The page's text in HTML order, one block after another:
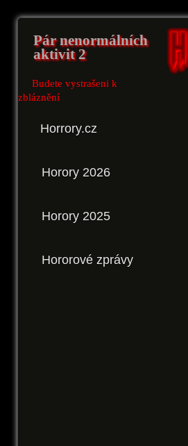
Pár nenormálních
aktivit 2
Budete vystrašeni k
zbláznění
Horrory.cz
Horory 2026
Horory 2025
Hororové zprávy